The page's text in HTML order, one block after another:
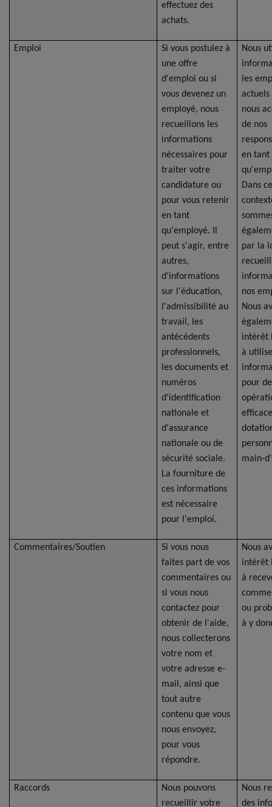
effectuez des
achats.
Emploi
Si vous postulez à
une offre
d'emploi ou si
vous devenez un
employé, nous
recueillons les
informations
nécessaires pour
traiter votre
candidature ou
pour vous retenir
en tant
qu'employé. Il
peut s'agir, entre
autres,
d'informations
sur l'éducation,
l'admissibilité au
travail, les
antécédents
professionnels,
les documents et
numéros
d'identification
nationale et
d'assurance
nationale ou de
sécurité sociale.
La fourniture de
ces informations
est nécessaire
pour l'emploi.
Nous
les
actuels
nous
de nos
en tant
Dans
par la
nos
Nous
intérêt
à
pour
main-
Commentaires/Soutien
Si vous nous
faites part de vos
commentaires ou
si vous nous
contactez pour
obtenir de l'aide,
nous collecterons
votre nom et
votre adresse e-
mail, ainsi que
tout autre
contenu que vous
nous envoyez,
pour vous
répondre.
Nous
intérêt
à
ou
à y
Raccords
Nous pouvons
recueillir votre
Nous
des